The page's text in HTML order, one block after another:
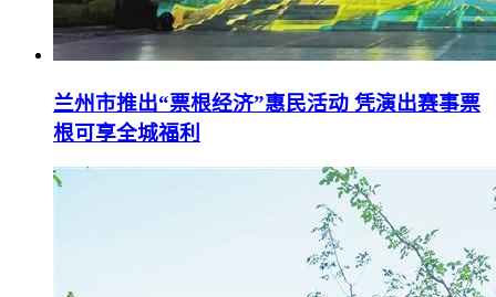
兰州市推出“票根经济”惠民活动 凭演出赛事票
根可享全城福利